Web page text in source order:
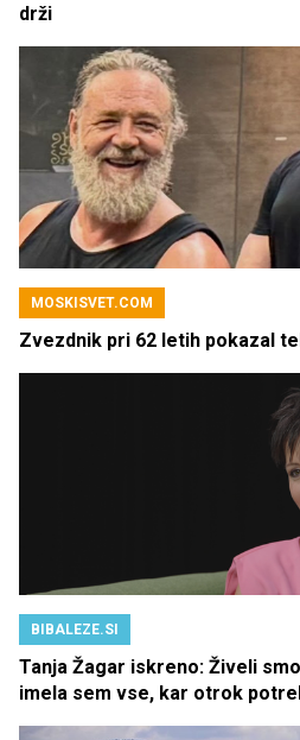
drži
MOSKISVET.COM
Zvezdnik pri 62 letih pokazal
BIBALEZE.SI
Tanja Žagar iskreno: Živeli
imela sem vse, kar otrok